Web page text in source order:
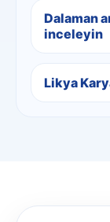
Dalaman
inceleyin
Likya